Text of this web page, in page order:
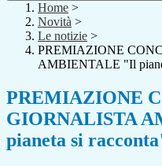
Home >
Novità >
Le notizie >
PREMIAZIONE
AMBIENTALE "Il
PREMIAZIONE
GIORNALISTA
pianeta si